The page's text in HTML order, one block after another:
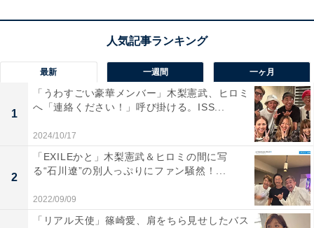
最新 一週間 一ヶ月
1
「うわすごい豪華メンバー」木梨憲武、ヒロミ
へ「連絡ください！」呼び掛ける。ISS...
2024/10/17
2
「EXILEかと」木梨憲武＆ヒロミの間に写
る“石川遼”の別人っぷりにファン騒然！...
2022/09/09
「リアル天使」篠崎愛、肩をちら見せしたバス